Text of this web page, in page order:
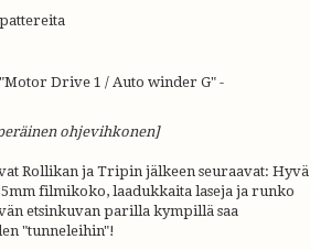
Drive 1 / Auto winder G" -
ohjevihkonen]
Rollikan ja Tripin jälkeen seuraavat: Hyvä
filmikoko, laadukkaita laseja ja runko
etsinkuvan parilla kympillä saa
"tunneleihin"!